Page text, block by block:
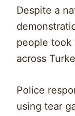
Despite a
people
across
Police
using tear